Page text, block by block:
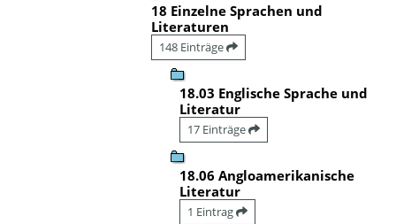
18 Einzelne Sprachen und
Literaturen
148 Einträge
18.03 Englische Sprache und
Literatur
17 Einträge
18.06 Angloamerikanische
Literatur
1 Eintrag